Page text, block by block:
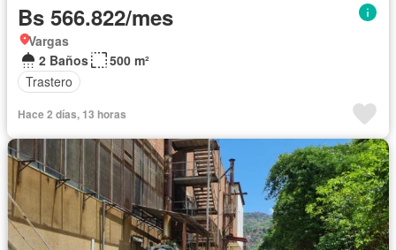
Bs 566.822/mes
Vargas
2 Baños
500 m²
Trastero
Hace 2 días, 13 horas